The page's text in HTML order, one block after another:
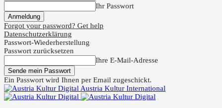
Ihr Passwort
Forgot your password? Get help
Datenschutzerklärung
Passwort-Wiederherstellung
Passwort zurücksetzen
Ihre E-Mail-Adresse
Ein Passwort wird Ihnen per Email zugeschickt.
Austria Kultur International